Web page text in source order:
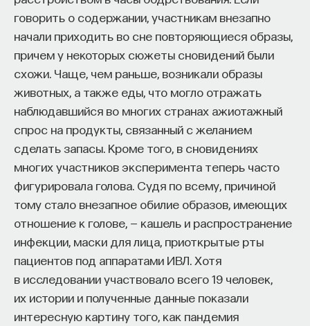
говорить о содержании, участникам внезапно
начали приходить во сне повторяющиеся образы,
причем у некоторых сюжеты сновидений были
схожи. Чаще, чем раньше, возникали образы
животных, а также еды, что могло отражать
наблюдавшийся во многих странах ажиотажный
спрос на продукты, связанный с желанием
сделать запасы. Кроме того, в сновидениях
многих участников эксперимента теперь часто
фигурировала голова. Судя по всему, причиной
тому стало внезапное обилие образов, имеющих
отношение к голове, — кашель и распространение
инфекции, маски для лица, приоткрытые рты
пациентов под аппаратами ИВЛ. Хотя
в исследовании участвовало всего 19 человек,
их истории и полученные данные показали
интересную картину того, как пандемия